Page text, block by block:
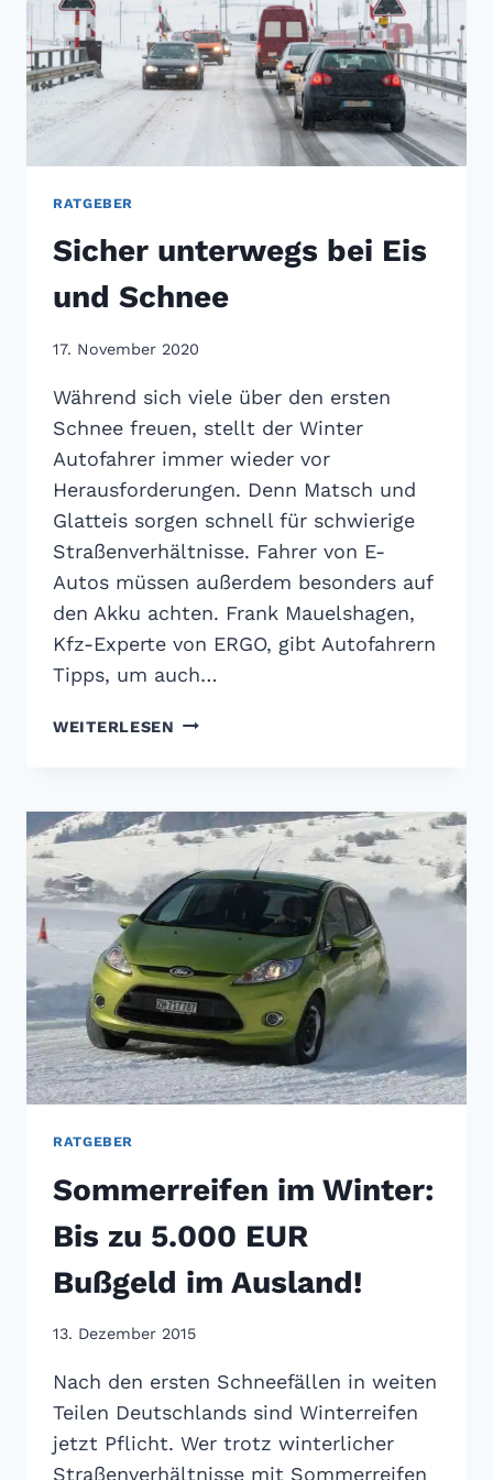
RATGEBER
Sicher unterwegs bei Eis
und Schnee
17. November 2020
Während sich viele über den ersten
Schnee freuen, stellt der Winter
Autofahrer immer wieder vor
Herausforderungen. Denn Matsch und
Glatteis sorgen schnell für schwierige
Straßenverhältnisse. Fahrer von E-
Autos müssen außerdem besonders auf
den Akku achten. Frank Mauelshagen,
Kfz-Experte von ERGO, gibt Autofahrern
Tipps, um auch…
WEITERLESEN SICHER
SCHNEE
RATGEBER
Sommerreifen im Winter:
Bis zu 5.000 EUR
Bußgeld im Ausland!
13. Dezember 2015
Nach den ersten Schneefällen in weiten
Teilen Deutschlands sind Winterreifen
jetzt Pflicht. Wer trotz winterlicher
Straßenverhältnisse mit Sommerreifen